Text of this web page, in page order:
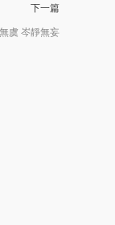
下一篇
虞 岑靜無妄